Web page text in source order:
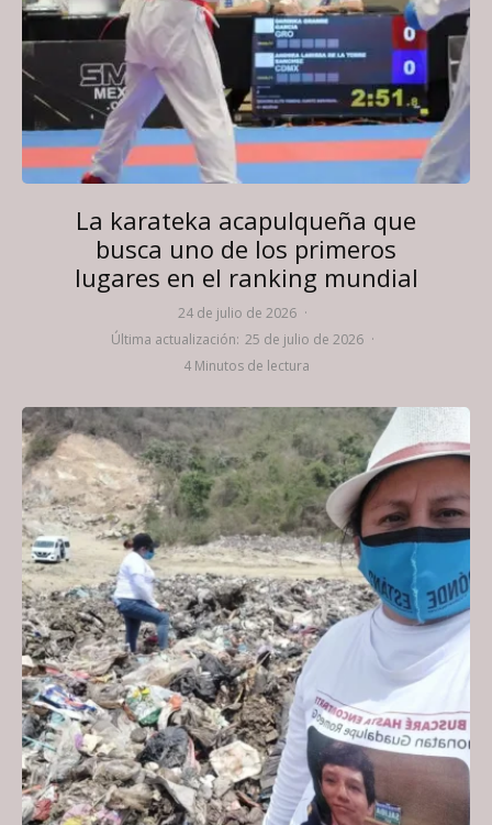
La karateka acapulqueña que
busca uno de los primeros
lugares en el ranking mundial
24 de julio de 2026 ·
Última actualización: 25 de julio de 2026 ·
4 Minutos de lectura